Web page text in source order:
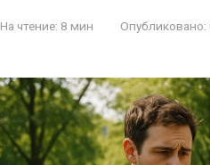
На чтение: 8 мин Опубликовано: